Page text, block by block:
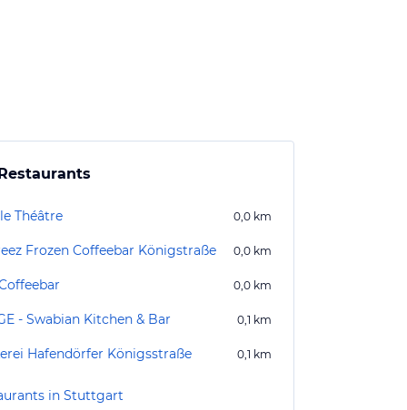
Théâtre 0,0 km
Frozen Coffeebar Königstraße 0,0 km
0,0 km
- Swabian Kitchen & Bar 0,1 km
Hafendörfer Königsstraße 0,1 km
in Stuttgart